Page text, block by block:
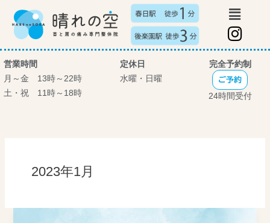
ス
キ
ッ
プ
メ
ニ
ュ
ー
I
n
s
t
a
営業時間
月～金 13時～22時
土・祝 11時～18時
定休日
水曜・日曜
完全予約制
ご予約
24時間受付
2023年1月